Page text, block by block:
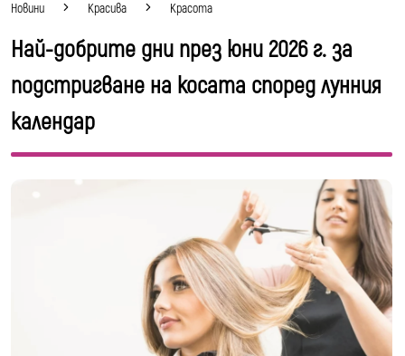
Новини Красива Красота
Най-добрите дни през юни 2026 г. за
подстригване на косата според лунния
календар